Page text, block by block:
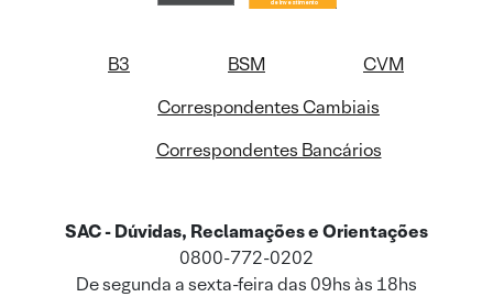
B3 BSM
CVM
Correspondentes Cambiais
Correspondentes Bancários
SAC - Dúvidas, Reclamações e Orientações
0800-772-0202
De segunda a sexta-feira das 09hs às 18hs